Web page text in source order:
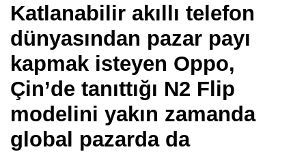
Katlanabilir akıllı telefon
dünyasından pazar payı
kapmak isteyen Oppo,
Çin’de tanıttığı N2 Flip
modelini yakın zamanda
global pazarda da